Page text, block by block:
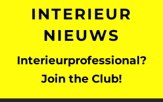
INTERIEUR
NIEUWS
Interieurprofessional?
Join the Club!